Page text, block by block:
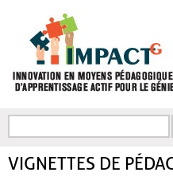
FORMULAIRE DE
VIGNETTES DE